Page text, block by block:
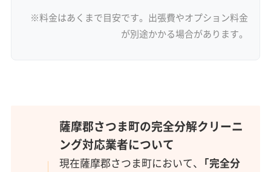
※料金はあくまで目安です。出張費やオプション料金
が別途かかる場合があります。
薩摩郡さつま町の完全分解クリーニ
ング対応業者について
現在薩摩郡さつま町において、 「完全分